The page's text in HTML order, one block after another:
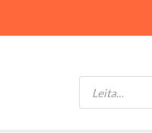
Products
search